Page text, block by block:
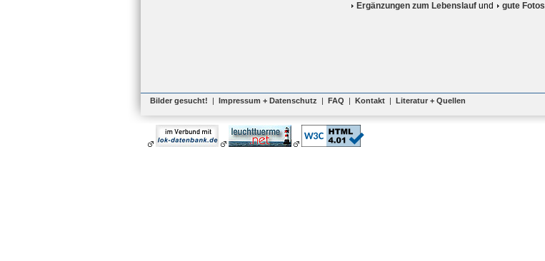
Ergänzungen zum Lebenslauf und gute Fotos
Bilder gesucht! | Impressum + Datenschutz | FAQ | Kontakt | Literatur + Quellen